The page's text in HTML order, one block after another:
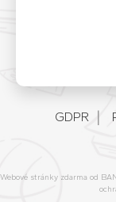
GDPR
Webové stránky zdarma od